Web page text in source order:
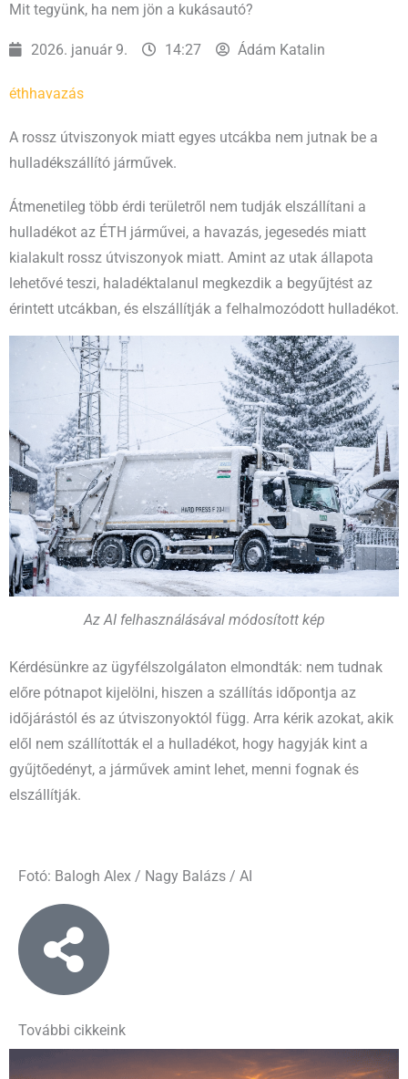
Mit tegyünk, ha nem jön a kukásautó?
2026. január 9. 14:27 Ádám Katalin
éthhavazás
A rossz útviszonyok miatt egyes utcákba nem jutnak be a
hulladékszállító járművek.
Átmenetileg több érdi területről nem tudják elszállítani a
hulladékot az ÉTH járművei, a havazás, jegesedés miatt
kialakult rossz útviszonyok miatt. Amint az utak állapota
lehetővé teszi, haladéktalanul megkezdik a begyűjtést az
érintett utcákban, és elszállítják a felhalmozódott hulladékot.
Az AI felhasználásával módosított kép
Kérdésünkre az ügyfélszolgálaton elmondták: nem tudnak
előre pótnapot kijelölni, hiszen a szállítás időpontja az
időjárástól és az útviszonyoktól függ. Arra kérik azokat, akik
elől nem szállították el a hulladékot, hogy hagyják kint a
gyűjtőedényt, a járművek amint lehet, menni fognak és
elszállítják.
Fotó: Balogh Alex / Nagy Balázs / AI
További cikkeink